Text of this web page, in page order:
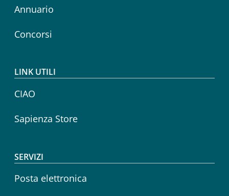
Annuario
Concorsi
LINK UTILI
CIAO
Sapienza Store
SERVIZI
Posta elettronica